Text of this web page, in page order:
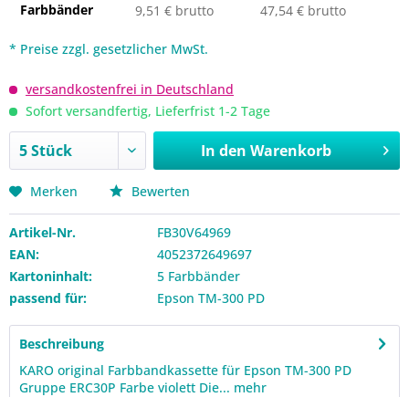
Farbbänder
9,51 € brutto 47,54 € brutto
* Preise zzgl. gesetzlicher MwSt.
versandkostenfrei in Deutschland
Sofort versandfertig, Lieferfrist 1-2 Tage
In den Warenkorb
Merken Bewerten
Artikel-Nr.
FB30V64969
EAN:
4052372649697
Kartoninhalt:
5 Farbbänder
passend für:
Epson TM-300 PD
Beschreibung
KARO original Farbbandkassette für Epson TM-300 PD
Gruppe ERC30P Farbe violett Die... mehr